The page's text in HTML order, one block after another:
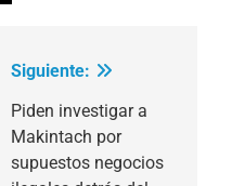
Siguiente:
Piden investigar a
Makintach por
supuestos negocios